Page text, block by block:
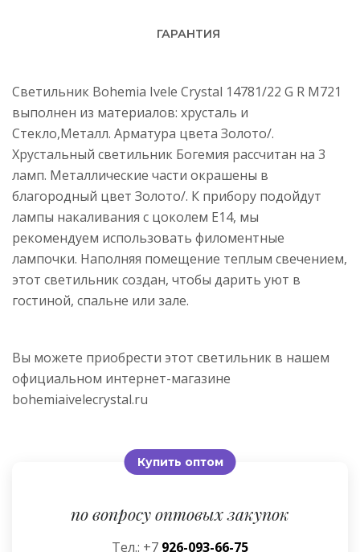
ГАРАНТИЯ
Светильник Bohemia Ivele Crystal 14781/22 G R M721
выполнен из материалов: хрусталь и
Стекло,Металл. Арматура цвета Золото/.
Хрустальный светильник Богемия рассчитан на 3
ламп. Металлические части окрашены в
благородный цвет Золото/. К прибору подойдут
лампы накаливания с цоколем E14, мы
рекомендуем использовать филоментные
лампочки. Наполняя помещение теплым свечением,
этот светильник создан, чтобы дарить уют в
гостиной, спальне или зале.
Вы можете приобрести этот светильник в нашем
официальном интернет-магазине
bohemiaivelecrystal.ru
Купить оптом
по вопросу оптовых закупок
Тел.: +7 926-093-66-75